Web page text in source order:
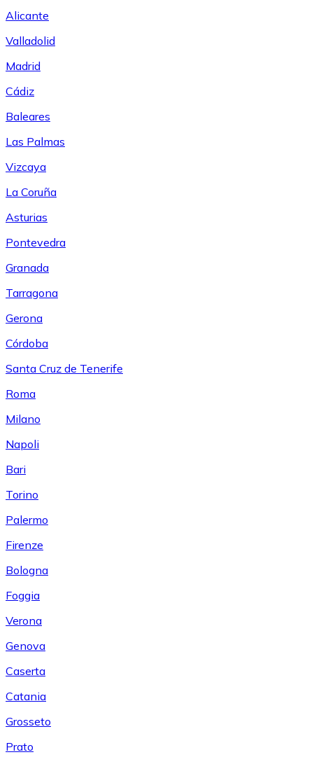
Alicante
Valladolid
Madrid
Cádiz
Baleares
Las Palmas
Vizcaya
La Coruña
Asturias
Pontevedra
Granada
Tarragona
Gerona
Córdoba
Santa Cruz de Tenerife
Roma
Milano
Napoli
Bari
Torino
Palermo
Firenze
Bologna
Foggia
Verona
Genova
Caserta
Catania
Grosseto
Prato